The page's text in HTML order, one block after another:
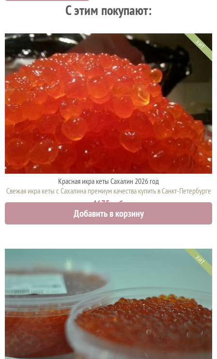
C этим покупают:
ХИТ
Красная икра кеты Сахалин 2026 год
Свежая икра кеты с Сахалина премиум качества купить в Санкт-Петербурге
4675 руб.
Добавить в корзину
ХИТ